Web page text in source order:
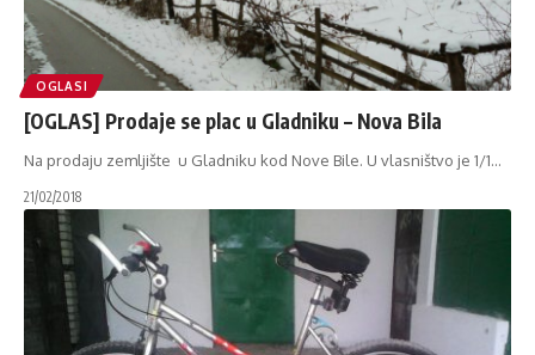
OGLASI
[OGLAS] Prodaje se plac u Gladniku – Nova Bila
Na prodaju zemljište u Gladniku kod Nove Bile. U vlasništvo je 1/1…
21/02/2018